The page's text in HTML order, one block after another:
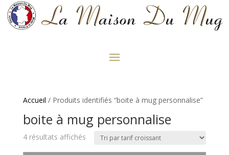
Accueil / Produits identifiés “boite à mug personnalise”
boite à mug personnalise
4 résultats affichésTrié